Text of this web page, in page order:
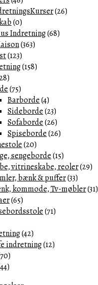
(26)
(0)
Indretning(68)
(363)
(123)
(158)
(75)
Barborde(4)
Sideborde(23)
Sofaborde(26)
Spiseborde(26)
(20)
sengeborde(15)
vitrineskabe, reoler(29)
bænk & puffer(33)
kommode, Tv-møbler(31)
(65)
(71)
(42)
indretning(12)